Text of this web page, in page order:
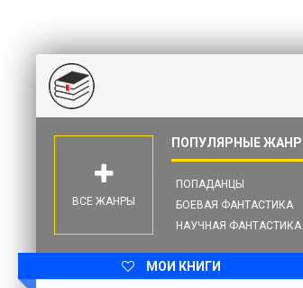
ПОПАДАНЦЫ
БОЕВАЯ ФАНТАСТИКА
НАУЧНАЯ ФАНТАСТИКА
ВСЕ ЖАНРЫ
МОИ КНИГИ